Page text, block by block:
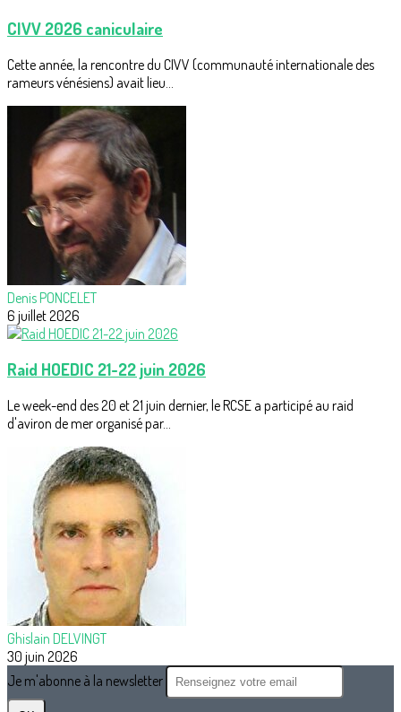
CIVV 2026 caniculaire
Cette année, la rencontre du CIVV (communauté internationale des
rameurs vénésiens) avait lieu...
Denis PONCELET
6 juillet 2026
Raid HOEDIC 21-22 juin 2026
Le week-end des 20 et 21 juin dernier, le RCSE a participé au raid
d'aviron de mer organisé par...
Ghislain DELVINGT
30 juin 2026
Je m'abonne à la newsletter